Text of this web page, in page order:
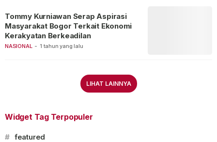
NASIONAL - 1 tahun yang lalu
Tommy Kurniawan Serap Aspirasi
Masyarakat Bogor Terkait Ekonomi
Kerakyatan Berkeadilan
LIHAT LAINNYA
Widget Tag Terpopuler
# featured